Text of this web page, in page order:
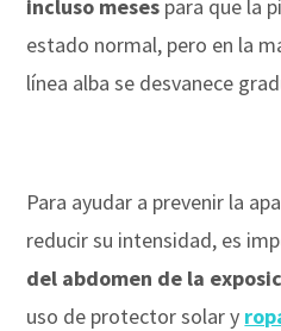
incluso meses para que la
estado normal, pero en la
línea alba se desvanece
Para ayudar a prevenir la
reducir su intensidad, es
del abdomen de la
uso de protector solar y